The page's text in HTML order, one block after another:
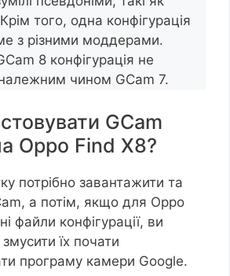
Крім того, одна конфігурація
з різними моддерами.
8 конфігурація не
чином GCam 7.
GCam
Oppo Find X8?
потрібно завантажити та
а потім, якщо для Oppo
файли конфігурації, ви
їх почати
програму камери Google.